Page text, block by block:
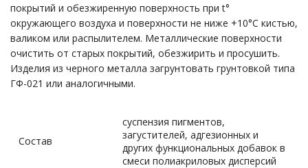
покрытий и обезжиренную поверхность при t°
окружающего воздуха и поверхности не ниже +10°С кистью,
валиком или распылителем. Металлические поверхности
очистить от старых покрытий, обезжирить и просушить.
Изделия из черного металла загрунтовать грунтовкой типа
ГФ-021 или аналогичными.
Состав
суспензия пигментов,
загустителей, адгезионных и
других функциональных добавок в
смеси полиакриловых дисперсий